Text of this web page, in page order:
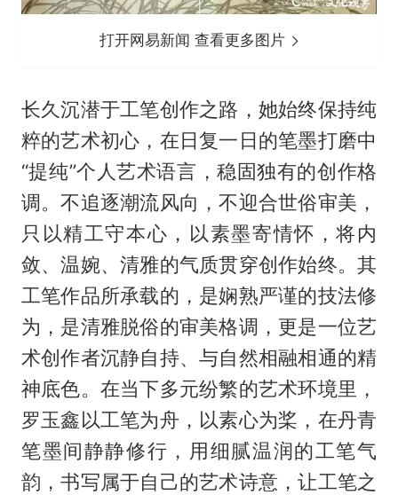
打开网易新闻 查看更多图片
长久沉潜于工笔创作之路，她始终保持纯
粹的艺术初心，在日复一日的笔墨打磨中
“提纯”个人艺术语言，稳固独有的创作格
调。不追逐潮流风向，不迎合世俗审美，
只以精工守本心，以素墨寄情怀，将内
敛、温婉、清雅的气质贯穿创作始终。其
工笔作品所承载的，是娴熟严谨的技法修
为，是清雅脱俗的审美格调，更是一位艺
术创作者沉静自持、与自然相融相通的精
神底色。在当下多元纷繁的艺术环境里，
罗玉鑫以工笔为舟，以素心为桨，在丹青
笔墨间静静修行，用细腻温润的工笔气
韵，书写属于自己的艺术诗意，让工笔之